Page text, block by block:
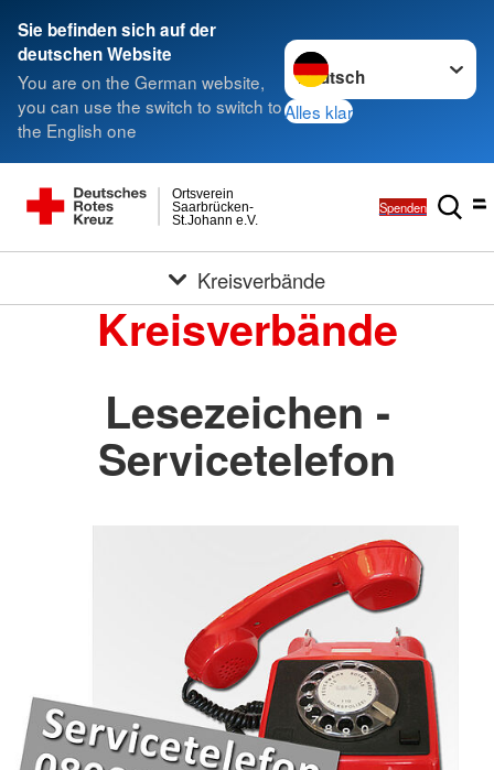
Sie befinden sich auf der
deutschen Website
You are on the German website,
you can use the switch to switch to
the English one
Sprache wechseln zu
Alles klar
St.Johann e.V.
Saarbrücken-
Ortsverein
Spenden
Kreisverbände
Kreisverbände
Lesezeichen -
Servicetelefon